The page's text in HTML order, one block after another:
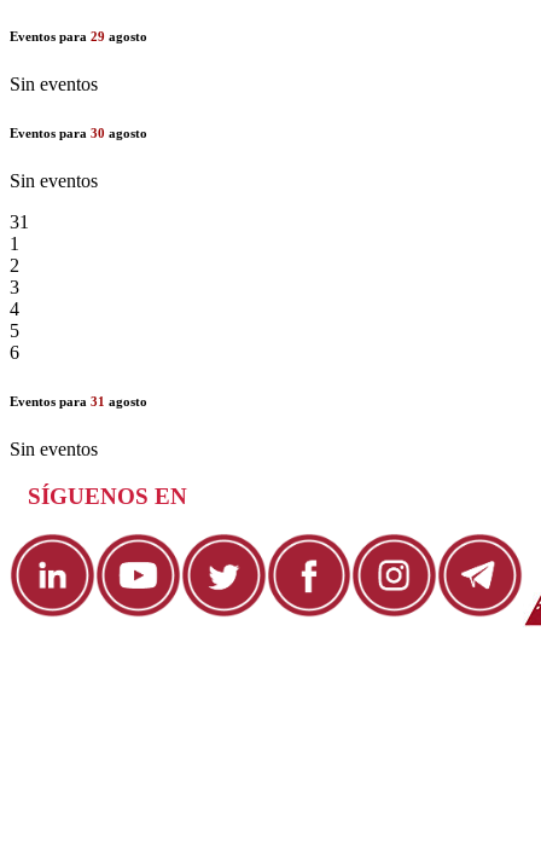
Eventos para 29 agosto
Sin eventos
Eventos para 30 agosto
Sin eventos
31
1
2
3
4
5
6
Eventos para 31 agosto
Sin eventos
SÍGUENOS EN